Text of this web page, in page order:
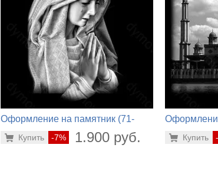
Оформление на памятник (71-
-7% 1.900 руб.
Купить Купить